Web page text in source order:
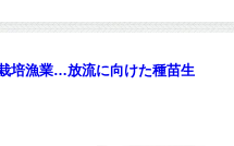
培漁業…放流に向けた種苗生